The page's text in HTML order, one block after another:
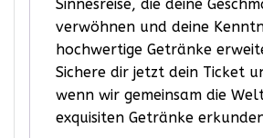
Sinnesreise, die deine
verwöhnen und deine
hochwertige Getränke
Sichere dir jetzt dein Ticket
wenn wir gemeinsam die
exquisiten Getränke